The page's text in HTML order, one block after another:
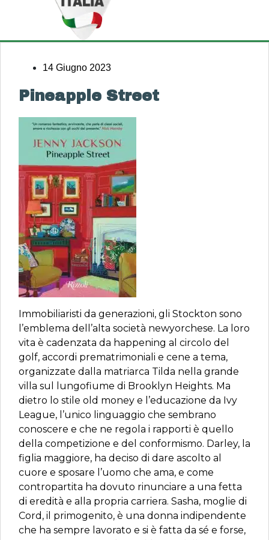
14 Giugno 2023
Pineapple Street
Immobiliaristi da generazioni, gli Stockton sono
l’emblema dell’alta società newyorchese. La loro
vita è cadenzata da happening al circolo del
golf, accordi prematrimoniali e cene a tema,
organizzate dalla matriarca Tilda nella grande
villa sul lungofiume di Brooklyn Heights. Ma
dietro lo stile old money e l’educazione da Ivy
League, l’unico linguaggio che sembrano
conoscere e che ne regola i rapporti è quello
della competizione e del conformismo. Darley, la
figlia maggiore, ha deciso di dare ascolto al
cuore e sposare l’uomo che ama, e come
contropartita ha dovuto rinunciare a una fetta
di eredità e alla propria carriera. Sasha, moglie di
Cord, il primogenito, è una donna indipendente
che ha sempre lavorato e si è fatta da sé e forse,